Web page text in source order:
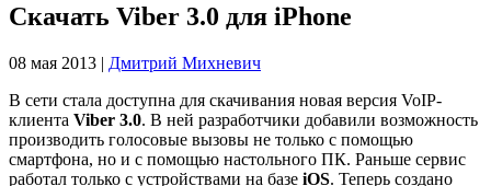
Скачать Viber 3.0 для iPhone
08 мая 2013 | Дмитрий Михневич
В сети стала доступна для скачивания новая версия VoIP-
клиента Viber 3.0. В ней разработчики добавили возможность
производить голосовые вызовы не только с помощью
смартфона, но и с помощью настольного ПК. Раньше сервис
работал только с устройствами на базе iOS. Теперь создано